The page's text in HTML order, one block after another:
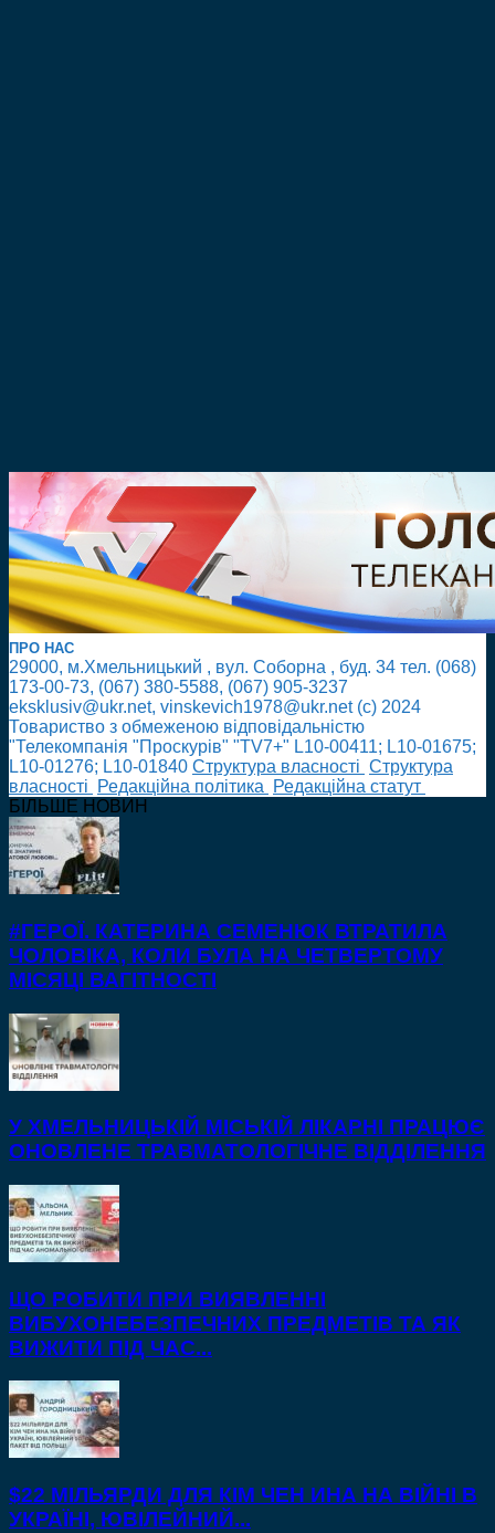
ПРО НАС
29000, м.Хмельницький , вул. Соборна , буд. 34 тел. (068)
173-00-73, (067) 380-5588, (067) 905-3237
eksklusiv@ukr.net, vinskevich1978@ukr.net (с) 2024
Товариство з обмеженою відповідальністю
"Телекомпанія "Проскурів" "TV7+" L10-00411; L10-01675;
L10-01276; L10-01840 Cтруктура власності Cтруктура
власності
Редакційна політика
Редакційна статут
БІЛЬШЕ НОВИН
#ГЕРОЇ. КАТЕРИНА СЕМЕНЮК ВТРАТИЛА
ЧОЛОВІКА, КОЛИ БУЛА НА ЧЕТВЕРТОМУ
МІСЯЦІ ВАГІТНОСТІ
У ХМЕЛЬНИЦЬКІЙ МІСЬКІЙ ЛІКАРНІ ПРАЦЮЄ
ОНОВЛЕНЕ ТРАВМАТОЛОГІЧНЕ ВІДДІЛЕННЯ
ЩО РОБИТИ ПРИ ВИЯВЛЕННІ
ВИБУХОНЕБЕЗПЕЧНИХ ПРЕДМЕТІВ ТА ЯК
ВИЖИТИ ПІД ЧАС...
$22 МІЛЬЯРДИ ДЛЯ КІМ ЧЕН ИНА НА ВІЙНІ В
УКРАЇНІ, ЮВІЛЕЙНИЙ...